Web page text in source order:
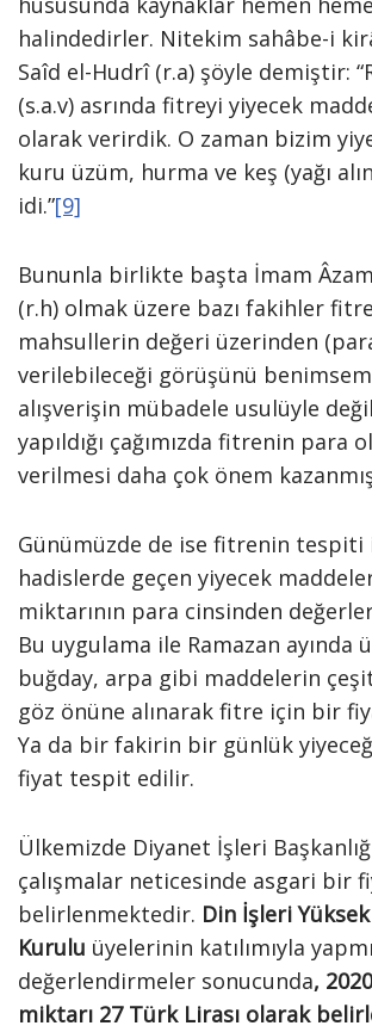
halindedirler. Nitekim sahâbe-i
Saîd el-Hudrî (r.a) şöyle demiştir:
(s.a.v) asrında fitreyi yiyecek
olarak verirdik. O zaman bizim
kuru üzüm, hurma ve keş (yağı
idi.”[9]
Bununla birlikte başta İmam
(r.h) olmak üzere bazı fakihler
mahsullerin değeri üzerinden
verilebileceği görüşünü
alışverişin mübadele usulüyle
yapıldığı çağımızda fitrenin para
verilmesi daha çok önem
Günümüzde de ise fitrenin tespiti
hadislerde geçen yiyecek
miktarının para cinsinden
Bu uygulama ile Ramazan ayında
buğday, arpa gibi maddelerin
göz önüne alınarak fitre için bir
Ya da bir fakirin bir günlük
fiyat tespit edilir.
Ülkemizde Diyanet İşleri
çalışmalar neticesinde asgari bir
belirlenmektedir. Din İşleri Yüksek
Kurulu üyelerinin katılımıyla
değerlendirmeler sonucunda,
miktarı 27 Türk Lirası olarak